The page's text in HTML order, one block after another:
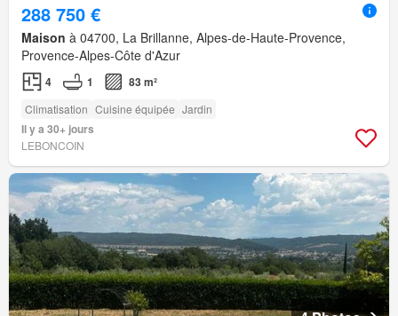
288 750 €
Maison à 04700, La Brillanne, Alpes-de-Haute-Provence,
Provence-Alpes-Côte d'Azur
4 1 83 m²
Climatisation Cuisine équipée Jardin
Il y a 30+ jours
LEBONCOIN